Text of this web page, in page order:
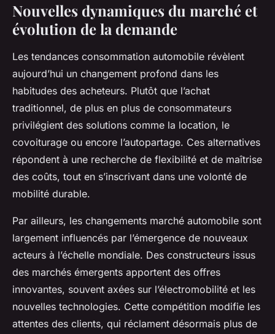
Nouvelles dynamiques du marché et
évolution de la demande
Les tendances consommation automobile révèlent
aujourd’hui un changement profond dans les
habitudes des acheteurs. Plutôt que l’achat
traditionnel, de plus en plus de consommateurs
privilégient des solutions comme la location, le
covoiturage ou encore l’autopartage. Ces alternatives
répondent à une recherche de flexibilité et de maîtrise
des coûts, tout en s’inscrivant dans une volonté de
mobilité durable.
Par ailleurs, les changements marché automobile sont
largement influencés par l’émergence de nouveaux
acteurs à l’échelle mondiale. Des constructeurs issus
des marchés émergents apportent des offres
innovantes, souvent axées sur l’électromobilité et les
nouvelles technologies. Cette compétition modifie les
attentes des clients, qui réclament désormais plus de